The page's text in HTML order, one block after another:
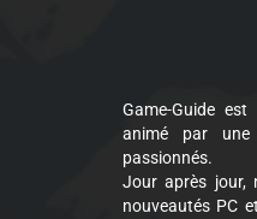
Game-Guide
animé par une
passionnés.
Jour après jour,
nouveautés PC